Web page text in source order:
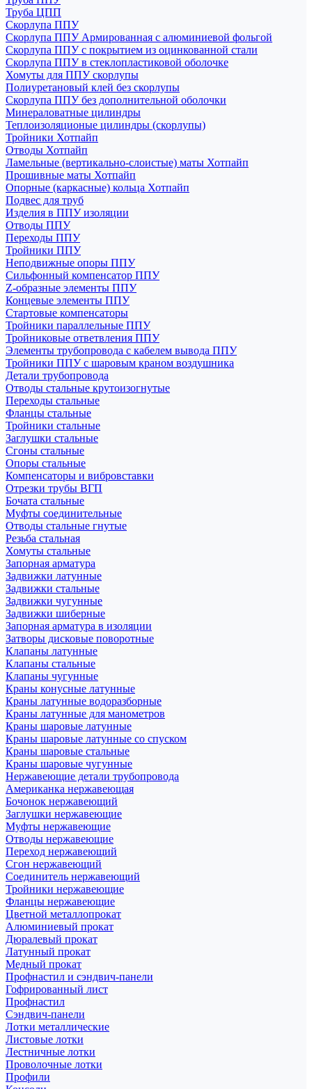
Труба ЦПП
Скорлупа ППУ
Скорлупа ППУ Армированная с алюминиевой фольгой
Скорлупа ППУ с покрытием из оцинкованной стали
Скорлупа ППУ в стеклопластиковой оболочке
Хомуты для ППУ скорлупы
Полиуретановый клей без скорлупы
Скорлупа ППУ без дополнительной оболочки
Минераловатные цилиндры
Теплоизоляционые цилиндры (скорлупы)
Тройники Хотпайп
Отводы Хотпайп
Ламельные (вертикально-слоистые) маты Хотпайп
Прошивные маты Хотпайп
Опорные (каркасные) кольца Хотпайп
Подвес для труб
Изделия в ППУ изоляции
Отводы ППУ
Переходы ППУ
Тройники ППУ
Неподвижные опоры ППУ
Cильфонный компенсатор ППУ
Z-образные элементы ППУ
Концевые элементы ППУ
Стартовые компенсаторы
Тройники параллельные ППУ
Тройниковые ответвления ППУ
Элементы трубопровода с кабелем вывода ППУ
Тройники ППУ с шаровым краном воздушника
Детали трубопровода
Отводы стальные крутоизогнутые
Переходы стальные
Фланцы стальные
Тройники стальные
Заглушки стальные
Сгоны стальные
Опоры стальные
Компенсаторы и вибровставки
Отрезки трубы ВГП
Бочата стальные
Муфты соединительные
Отводы стальные гнутые
Резьба стальная
Хомуты стальные
Запорная арматура
Задвижки латунные
Задвижки стальные
Задвижки чугунные
Задвижки шиберные
Запорная арматура в изоляции
Затворы дисковые поворотные
Клапаны латунные
Клапаны стальные
Клапаны чугунные
Краны конусные латунные
Краны латунные водоразборные
Краны латунные для манометров
Краны шаровые латунные
Краны шаровые латунные со спуском
Краны шаровые стальные
Краны шаровые чугунные
Нержавеющие детали трубопровода
Американка нержавеющая
Бочонок нержавеющий
Заглушки нержавеющие
Муфты нержавеющие
Отводы нержавеющие
Переход нержавеющий
Сгон нержавеющий
Соединитель нержавеющий
Тройники нержавеющие
Фланцы нержавеющие
Цветной металлопрокат
Алюминиевый прокат
Дюралевый прокат
Латунный прокат
Медный прокат
Профнастил и сэндвич-панели
Гофрированный лист
Профнастил
Сэндвич-панели
Лотки металлические
Листовые лотки
Лестничные лотки
Проволочные лотки
Профили